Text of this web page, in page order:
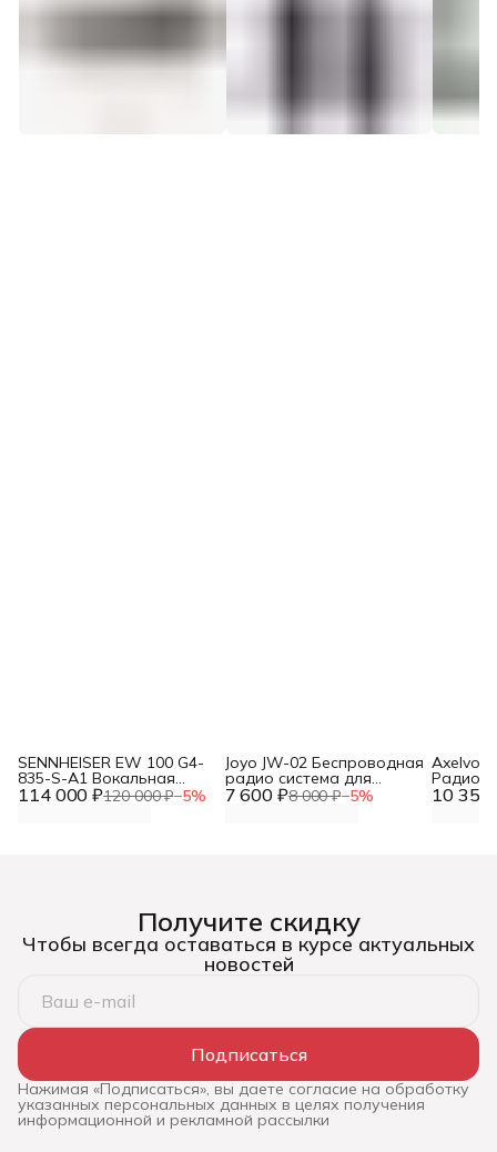
114 000 ₽120 000 ₽−5%
SENNHEISER EW 100 G4-
835-S-A1 Вокальная
радиосистема с ручным 7 600 ₽8 000 ₽−5%
Joyo JW-02 Беспроводная
радио система для
гитары 10 355
Axelvox
Получите скидку
Чтобы всегда оставаться в курсе актуальных
новостей
Подписаться
Нажимая «Подписаться», вы даете согласие на обработку
указанных персональных данных в целях получения
информационной и рекламной рассылки